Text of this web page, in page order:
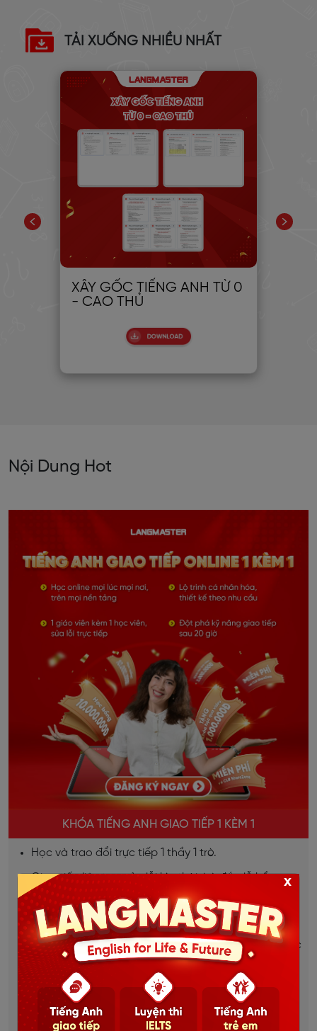
TẢI XUỐNG NHIỀU NHẤT
XÂY GỐC TIẾNG ANH TỪ 0
- CAO THỦ
Nội Dung Hot
KHÓA TIẾNG ANH GIAO TIẾP 1 KÈM 1
Học và trao đổi trực tiếp 1 thầy 1 trò.
Giao tiếp liên tục, sửa lỗi kịp thời, bù đắp lỗ hổng
ngay lập tức.
Lộ trình học được thiết kế riêng cho từng học viên.
Dựa trên mục tiêu, đặc thù từng ngành việc của học
viên.
Học mọi lúc mọi nơi, thời gian linh hoạt.
Chi tiết
x